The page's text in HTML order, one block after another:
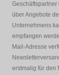
über Angebote
Unternehmens
empfangen
Mail-Adresse
erstmalig für den